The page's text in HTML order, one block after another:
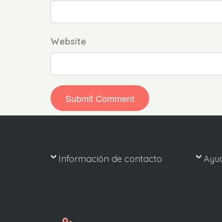
Website
Información de contacto